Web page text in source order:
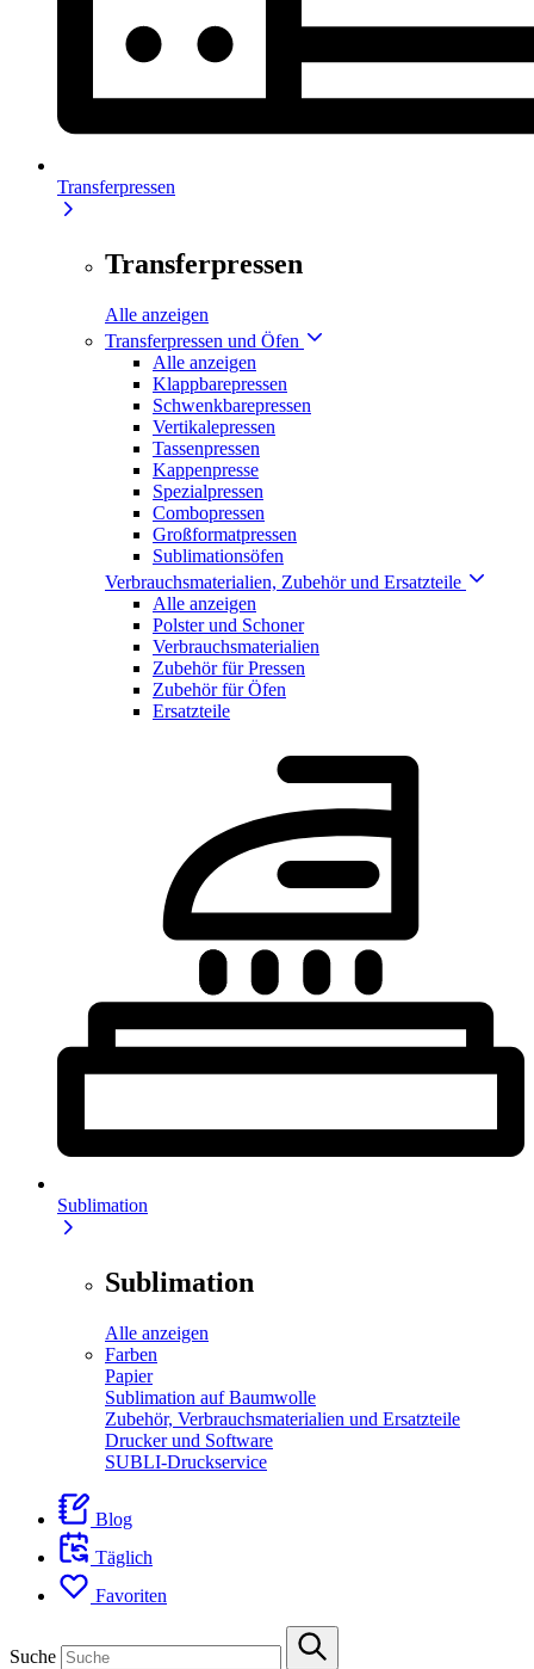
Transferpressen
Transferpressen
Alle anzeigen
Transferpressen und Öfen
Alle anzeigen
Klappbarepressen
Schwenkbarepressen
Vertikalepressen
Tassenpressen
Kappenpresse
Spezialpressen
Combopressen
Großformatpressen
Sublimationsöfen
Verbrauchsmaterialien, Zubehör und Ersatzteile
Alle anzeigen
Polster und Schoner
Verbrauchsmaterialien
Zubehör für Pressen
Zubehör für Öfen
Ersatzteile
Sublimation
Sublimation
Alle anzeigen
Farben
Papier
Sublimation auf Baumwolle
Zubehör, Verbrauchsmaterialien und Ersatzteile
Drucker und Software
SUBLI-Druckservice
Blog
Täglich
Favoriten
Suche